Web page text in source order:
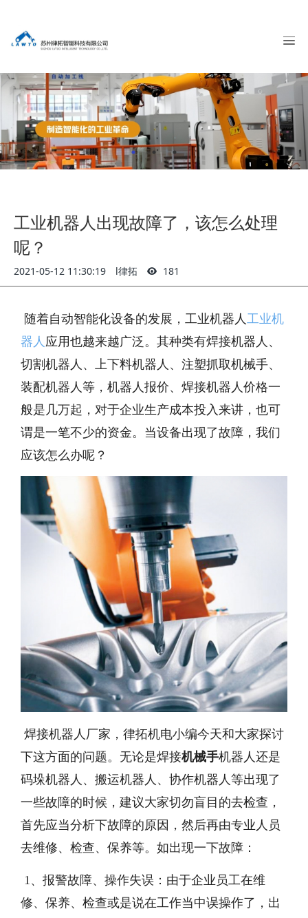
工业机器人出现故障了，该怎么处理
呢？
2021-05-12 11:30:19 l律拓 181
随着自动智能化设备的发展，工业机器人 工业机
器人 应用也越来越广泛。其种类有焊接机器人、
切割机器人、上下料机器人、注塑抓取机械手、
装配机器人等，机器人报价、焊接机器人价格一
般是几万起，对于企业生产成本投入来讲，也可
谓是一笔不少的资金。当设备出现了故障，我们
应该怎么办呢？
焊接机器人厂家，律拓机电小编今天和大家探讨
下这方面的问题。无论是焊接机械手机器人还是
码垛机器人、搬运机器人、协作机器人等出现了
一些故障的时候，建议大家切勿盲目的去检查，
首先应当分析下故障的原因，然后再由专业人员
去维修、检查、保养等。如出现一下故障：
1、报警故障、操作失误：由于企业员工在维
修、保养、检查或是说在工作当中误操作了，出